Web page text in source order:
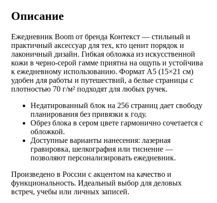
Описание
Ежедневник Boom от бренда Контекст — стильный и
практичный аксессуар для тех, кто ценит порядок и
лаконичный дизайн. Гибкая обложка из искусственной
кожи в черно-серой гамме приятна на ощупь и устойчива
к ежедневному использованию. Формат А5 (15×21 см)
удобен для работы и путешествий, а белые страницы с
плотностью 70 г/м² подходят для любых ручек.
Недатированный блок на 256 страниц дает свободу
планирования без привязки к году.
Обрез блока в сером цвете гармонично сочетается с
обложкой.
Доступные варианты нанесения: лазерная
гравировка, шелкография или тиснение —
позволяют персонализировать ежедневник.
Произведено в России с акцентом на качество и
функциональность. Идеальный выбор для деловых
встреч, учебы или личных записей.